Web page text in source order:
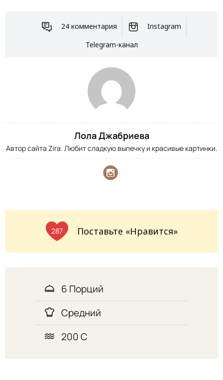
24 комментария
Instagram
Telegram-канал
Лола Джабриева
Автор сайта Zira. Любит сладкую выпечку и красивые картинки.
287 Поставьте «Нравится»
6 Порций
Средний
200 С